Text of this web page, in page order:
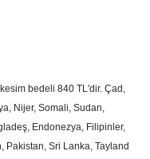
bedeli 840 TL'dir. Çad,
Nijer, Somali, Sudan,
Endonezya, Filipinler,
Pakistan, Sri Lanka, Tayland